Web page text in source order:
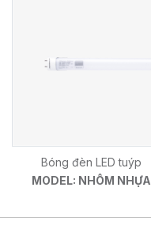
Bóng đèn LED tuýp
MODEL: NHÔM NHỰA